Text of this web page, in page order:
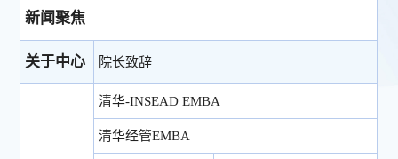
新闻聚焦
关于中心 院长致辞
清华-INSEAD EMBA
清华经管EMBA